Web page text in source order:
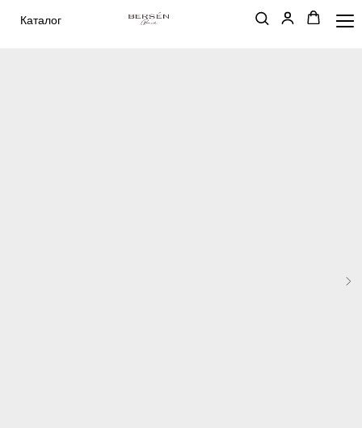
Каталог